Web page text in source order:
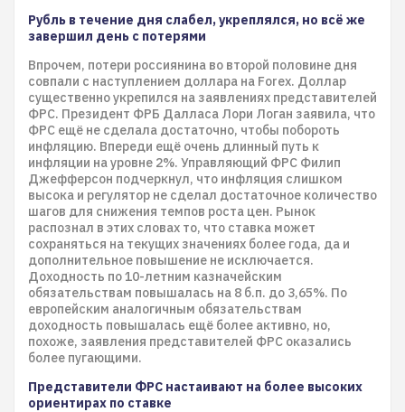
Рубль в течение дня слабел, укреплялся, но всё же
завершил день с потерями
Впрочем, потери россиянина во второй половине дня
совпали с наступлением доллара на Forex. Доллар
существенно укрепился на заявлениях представителей
ФРС. Президент ФРБ Далласа Лори Логан заявила, что
ФРС ещё не сделала достаточно, чтобы побороть
инфляцию. Впереди ещё очень длинный путь к
инфляции на уровне 2%. Управляющий ФРС Филип
Джефферсон подчеркнул, что инфляция слишком
высока и регулятор не сделал достаточное количество
шагов для снижения темпов роста цен. Рынок
распознал в этих словах то, что ставка может
сохраняться на текущих значениях более года, да и
дополнительное повышение не исключается.
Доходность по 10-летним казначейским
обязательствам повышалась на 8 б.п. до 3,65%. По
европейским аналогичным обязательствам
доходность повышалась ещё более активно, но,
похоже, заявления представителей ФРС оказались
более пугающими.
Представители ФРС настаивают на более высоких
ориентирах по ставке